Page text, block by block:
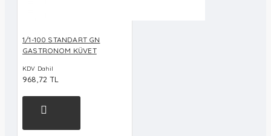
1/1-100 STANDART GN
GASTRONOM KÜVET
KDV Dahil
968,72 TL